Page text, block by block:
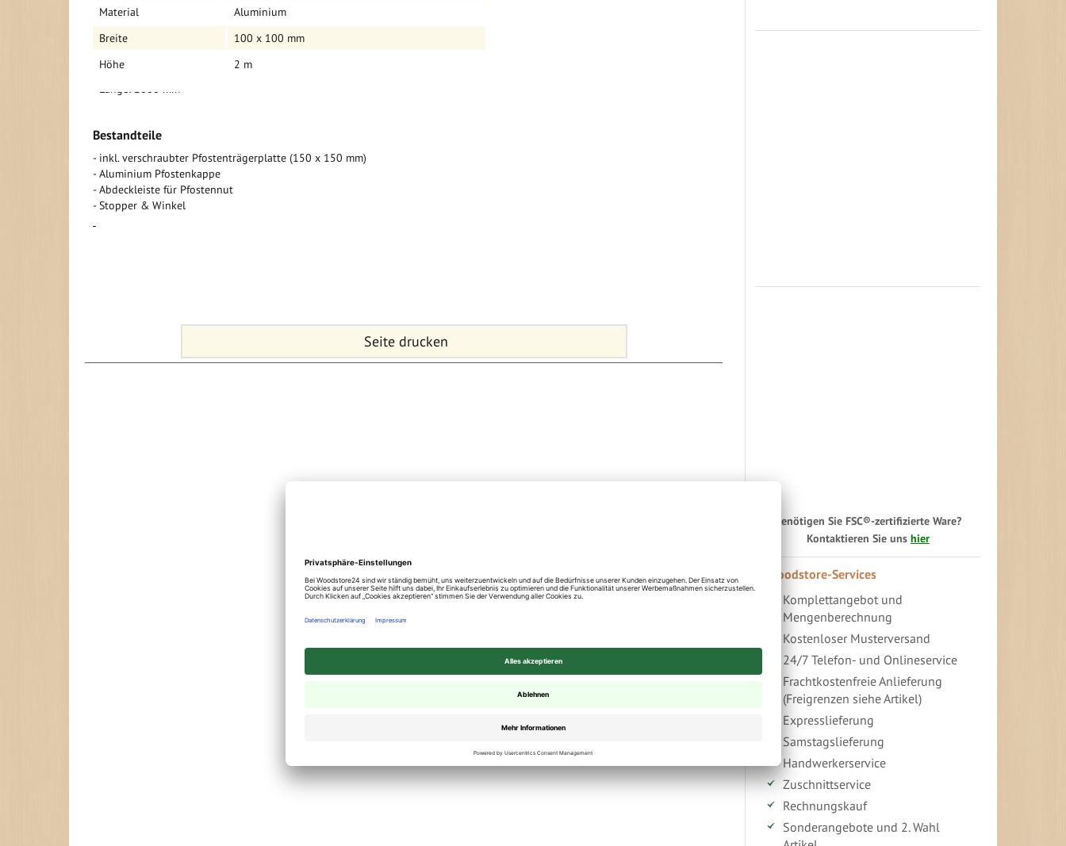
- Farbe: anthrazit
- Materialstärke
- Abmessungen: 100 x 100 mm
- Länge: 2000 mm
Bestandteile
- inkl. verschraubter Pfostenträgerplatte (150 x 150 mm)
- Aluminium Pfostenkappe
- Abdeckleiste für Pfostennut
- Stopper & Winkel
Material
Aluminium
Breite
100 x 100 mm
Höhe
2 m
Seite drucken
Benötigen Sie FSC®-zertifizierte Ware?
Kontaktieren Sie uns hier
Woodstore-Services
Komplettangebot und
Mengenberechnung
Kostenloser Musterversand
24/7 Telefon- und Onlineservice
Frachtkostenfreie Anlieferung
(Freigrenzen siehe Artikel)
Expresslieferung
Samstagslieferung
Handwerkerservice
Zuschnittservice
Rechnungskauf
Sonderangebote und 2. Wahl